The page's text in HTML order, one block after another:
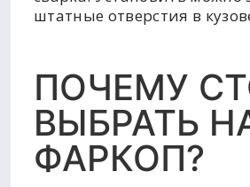
штатные отверстия в
ПОЧЕМУ
ВЫБРАТЬ
ФАРКОП?